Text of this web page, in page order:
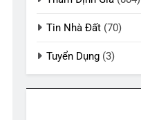
Tin Nhà Đất (70)
Tuyển Dụng (3)